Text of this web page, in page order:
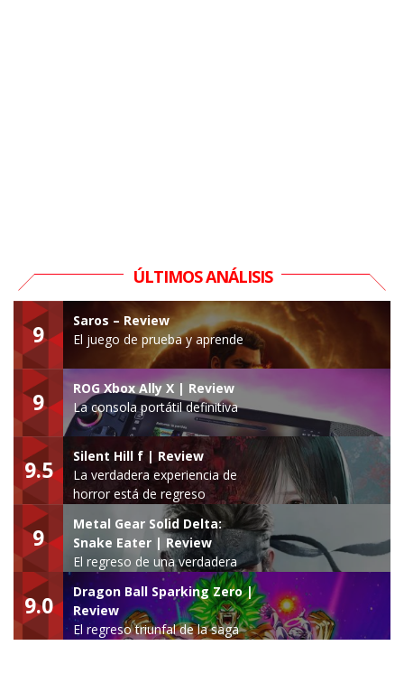
ÚLTIMOS ANÁLISIS
9
Saros – Review
El juego de prueba y aprende
9
ROG Xbox Ally X | Review
La consola portátil definitiva
9.5
Silent Hill f | Review
La verdadera experiencia de
horror está de regreso
9
Metal Gear Solid Delta:
Snake Eater | Review
El regreso de una verdadera
leyenda
9.0
Dragon Ball Sparking Zero |
Review
El regreso triunfal de la saga